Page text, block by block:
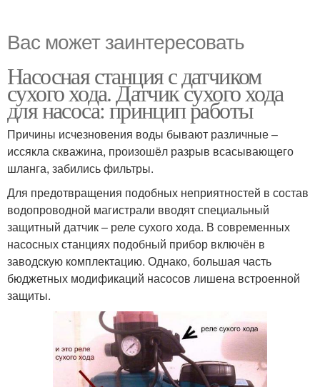
Вас может заинтересовать
Насосная станция с датчиком
сухого хода. Датчик сухого хода
для насоса: принцип работы
Причины исчезновения воды бывают различные –
иссякла скважина, произошёл разрыв всасывающего
шланга, забились фильтры.
Для предотвращения подобных неприятностей в состав
водопроводной магистрали вводят специальный
защитный датчик – реле сухого хода. В современных
насосных станциях подобный прибор включён в
заводскую комплектацию. Однако, большая часть
бюджетных модификаций насосов лишена встроенной
защиты.